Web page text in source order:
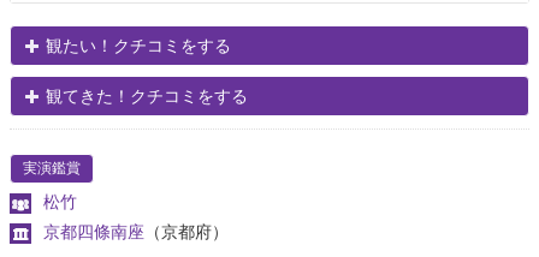
観たい！クチコミをする
観てきた！クチコミをする
実演鑑賞
松竹
京都四條南座 （京都府）